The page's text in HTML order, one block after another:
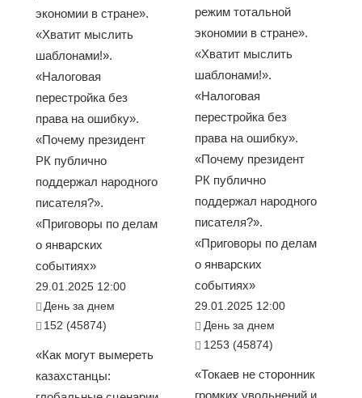
экономии в стране».
«Хватит мыслить
шаблонами!».
«Налоговая
перестройка без
права на ошибку».
«Почему президент
РК публично
поддержал народного
писателя?».
«Приговоры по делам
о январских
событиях»
29.01.2025 12:00
День за днем
152 (45874)
«Как могут вымереть
казахстанцы:
режим тотальной
экономии в стране».
«Хватит мыслить
шаблонами!».
«Налоговая
перестройка без
права на ошибку».
«Почему президент
РК публично
поддержал народного
писателя?».
«Приговоры по делам
о январских
событиях»
29.01.2025 12:00
День за днем
1253 (45874)
«Токаев не сторонник
громких увольнений и